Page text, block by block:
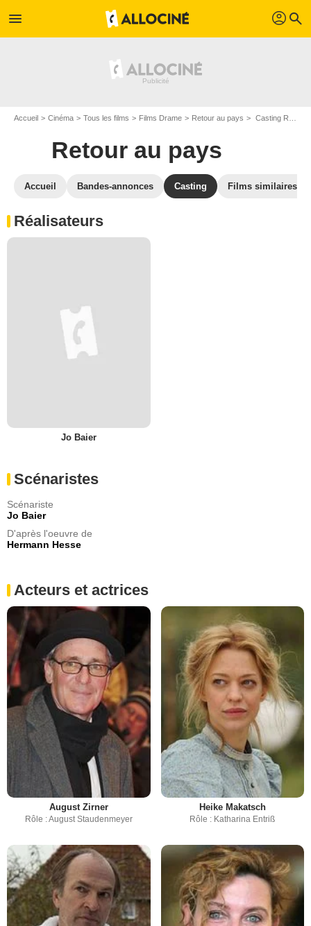
menu profil search
Accueil Cinéma Tous les films Films Drame Retour au pays Casting Retour au pays
Retour au pays
Accueil Bandes-annonces Casting Films similaires
Réalisateurs
Jo Baier
Scénaristes
Scénariste
Jo Baier
D'après l'oeuvre de
Hermann Hesse
Acteurs et actrices
August Zirner
Rôle : August Staudenmeyer
Heike Makatsch
Rôle : Katharina Entriß